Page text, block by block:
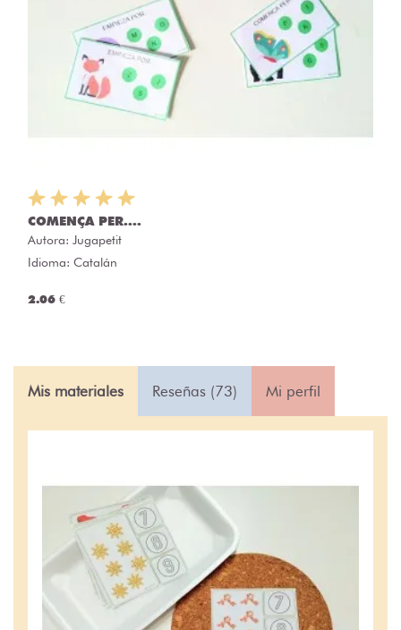
COMENÇA PER....
Autora: Jugapetit
Idioma: Catalán
2.06 €
Mis materiales Reseñas (73) Mi perfil